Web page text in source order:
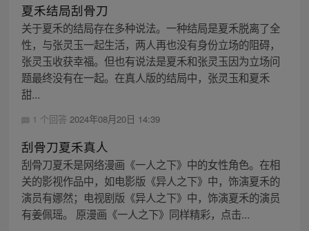
夏禾结局刮骨刀
关于夏禾的结局存在多种说法。一种结局是夏禾脱离了全
性，与张灵玉一起生活，两人再也没有身份立场的阻碍，
张灵玉收获幸福。但也有说法是夏禾和张灵玉因为立场问
题最终没有在一起。在真人版的结局中，张灵玉和夏禾
甜...
1 个回答 2024年08月20日 14:39
刮骨刀夏禾真人
刮骨刀夏禾是网络漫画《一人之下》中的女性角色。在相
关的影视作品中，如电影版《异人之下》中，饰演夏禾的
演员有娜然；电视剧版《异人之下》中，饰演夏禾的演员
有姜佩瑶。 原漫画《一人之下》同样精彩，点击...